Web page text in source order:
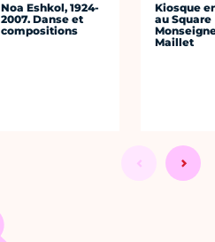
Noa Eshkol, 1924-
2007. Danse et
compositions
Kiosque
au Square
Maillet